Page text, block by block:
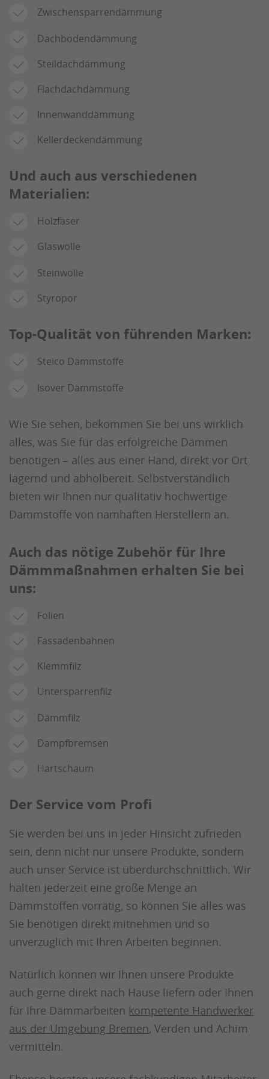
Zwischensparrendämmung
Dachbodendämmung
Steildachdämmung
Flachdachdämmung
Innenwanddämmung
Kellerdeckendämmung
Und auch aus verschiedenen
Materialien:
Holzfaser
Glaswolle
Steinwolle
Styropor
Top-Qualität von führenden Marken:
Steico Dämmstoffe
Isover Dämmstoffe
Wie Sie sehen, bekommen Sie bei uns wirklich
alles, was Sie für das erfolgreiche Dämmen
benötigen – alles aus einer Hand, direkt vor Ort
lagernd und abholbereit. Selbstverständlich
bieten wir Ihnen nur qualitativ hochwertige
Dämmstoffe von namhaften Herstellern an.
Auch das nötige Zubehör für Ihre
Dämmmaßnahmen erhalten Sie bei
uns:
Folien
Fassadenbahnen
Klemmfilz
Untersparrenfilz
Dämmfilz
Dampfbremsen
Hartschaum
Der Service vom Profi
Sie werden bei uns in jeder Hinsicht zufrieden
sein, denn nicht nur unsere Produkte, sondern
auch unser Service ist überdurchschnittlich. Wir
halten jederzeit eine große Menge an
Dämmstoffen vorrätig, so können Sie alles was
Sie benötigen direkt mitnehmen und so
unverzüglich mit Ihren Arbeiten beginnen.
Natürlich können wir Ihnen unsere Produkte
auch gerne direkt nach Hause liefern oder Ihnen
für Ihre Dämmarbeiten kompetente Handwerker
aus der Umgebung Bremen, Verden und Achim
vermitteln.